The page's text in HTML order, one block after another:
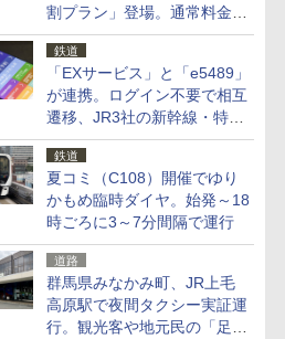
割プラン」登場。通常料金の
およそ半額でお得に夜活
鉄道
「EXサービス」と「e5489」
が連携。ログイン不要で相互
遷移、JR3社の新幹線・特急
予約をアプリで一括確認
鉄道
夏コミ（C108）開催でゆり
かもめ臨時ダイヤ。始発～18
時ごろに3～7分間隔で運行
道路
群馬県みなかみ町、JR上毛
高原駅で夜間タクシー実証運
行。観光客や地元民の「足が